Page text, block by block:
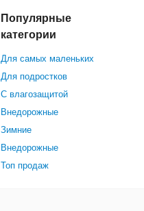
Популярные
категории
Для самых маленьких
Для подростков
С влагозащитой
Внедорожные
Зимние
Внедорожные
Топ продаж